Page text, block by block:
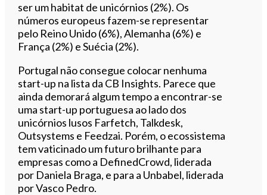
ser um habitat de unicórnios (2%). Os
números europeus fazem-se representar
pelo Reino Unido (6%), Alemanha (6%) e
França (2%) e Suécia (2%).
Portugal não consegue colocar nenhuma
start-up na lista da CB Insights. Parece que
ainda demorará algum tempo a encontrar-se
uma start-up portuguesa ao lado dos
unicórnios lusos Farfetch, Talkdesk,
Outsystems e Feedzai. Porém, o ecossistema
tem vaticinado um futuro brilhante para
empresas como a DefinedCrowd, liderada
por Daniela Braga, e para a Unbabel, liderada
por Vasco Pedro.